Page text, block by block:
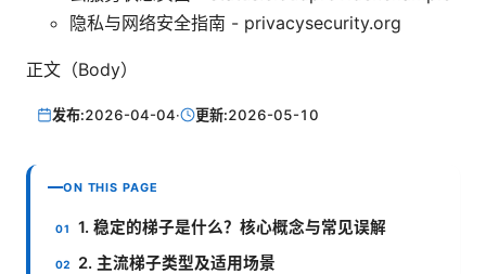
隐私与网络安全指南 - privacysecurity.org
正文（Body）
发布:2026-04-04· 更新:2026-05-10
ON THIS PAGE
1. 稳定的梯子是什么？核心概念与常见误解
2. 主流梯子类型及适用场景